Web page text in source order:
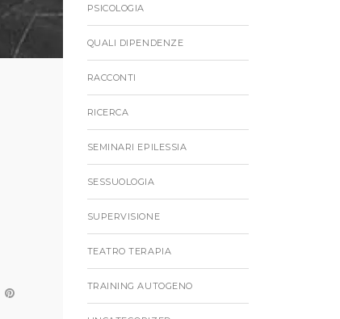
PSICOLOGIA
QUALI DIPENDENZE
RACCONTI
RICERCA
SEMINARI EPILESSIA
SESSUOLOGIA
SUPERVISIONE
TEATRO TERAPIA
TRAINING AUTOGENO